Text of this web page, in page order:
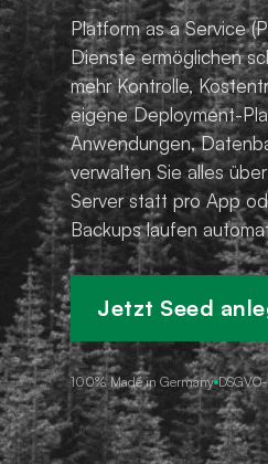
Platform as a Service
Dienste ermöglichen
mehr Kontrolle,
eigene Deployment-
Anwendungen,
verwalten Sie alles
Server statt pro App
Backups laufen
Jetzt Seed
100% Made in Germany